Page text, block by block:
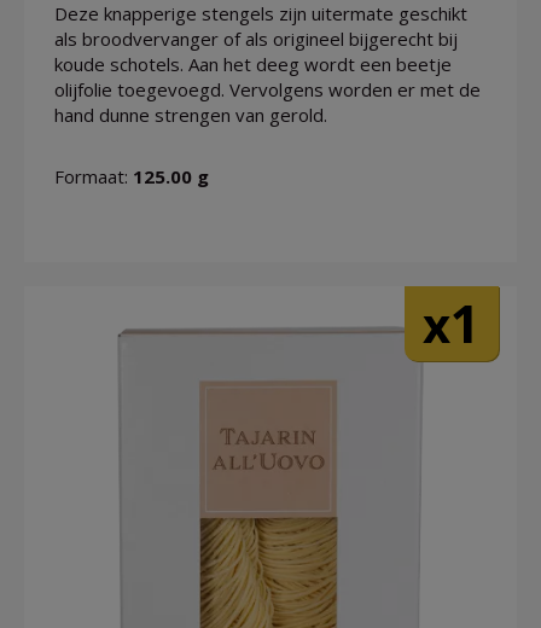
Deze knapperige stengels zijn uitermate geschikt
als broodvervanger of als origineel bijgerecht bij
koude schotels. Aan het deeg wordt een beetje
olijfolie toegevoegd. Vervolgens worden er met de
hand dunne strengen van gerold.
Formaat: 125.00 g
x1